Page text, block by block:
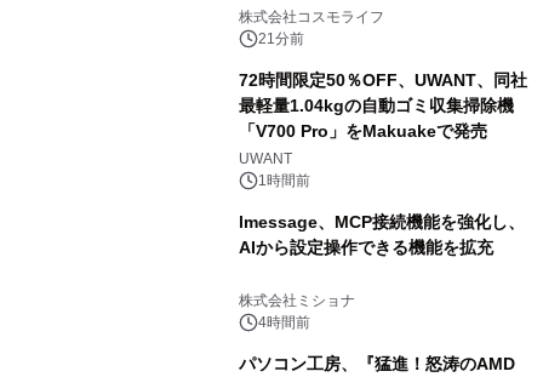
ャンペーンを実施
株式会社コスモライフ
21分前
72時間限定50％OFF、UWANT、同社
最軽量1.04kgの自動ゴミ収集掃除機
「V700 Pro」をMakuakeで発売
UWANT
1時間前
lmessage、MCP接続機能を強化し、
AIから設定操作できる機能を拡充
株式会社ミショナ
4時間前
パソコン工房、『猛進！怒涛のAMD